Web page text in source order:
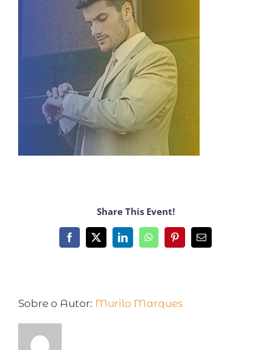
Share This Event!
Sobre o Autor: Murilo Marques